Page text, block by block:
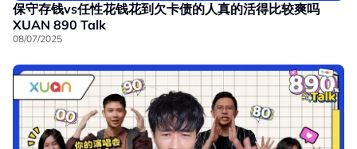
保守存钱vs任性花钱花到欠卡债的人真的活得比较爽吗
XUAN 890 Talk
08/07/2025